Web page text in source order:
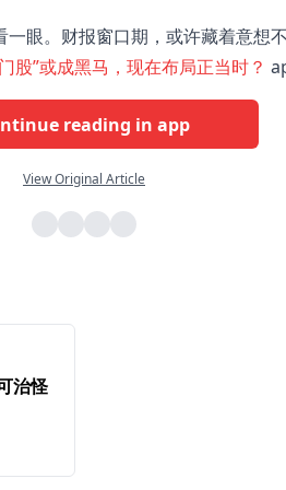
眼。财报窗口期，或许藏着意想不
股”或成黑马，现在布局正当时？
reading in app
View Original Article